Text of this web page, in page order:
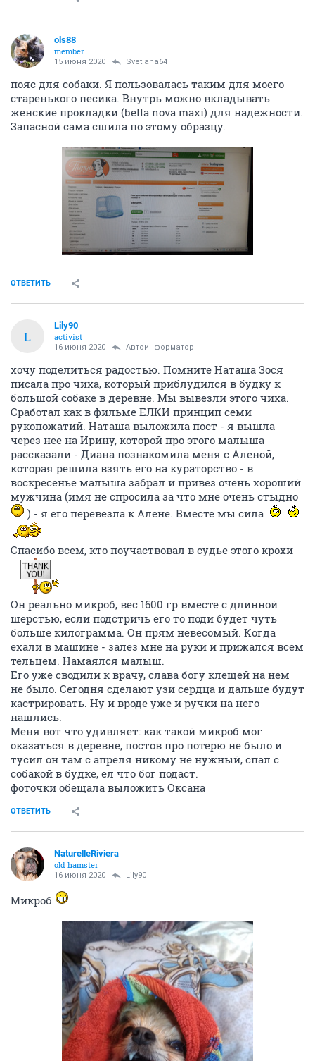
ols88
member
15 июня 2020 Svetlana64
пояс для собаки. Я пользовалась таким для моего
старенького песика. Внутрь можно вкладывать
женские прокладки (bella nоva maxi) для надежности.
Запасной сама сшила по этому образцу.
ОТВЕТИТЬ
L
Lily90
activist
16 июня 2020 Автоинформатор
хочу поделиться радостью. Помните Наташа Зося
писала про чиха, который приблудился в будку к
большой собаке в деревне. Мы вывезли этого чиха.
Сработал как в фильме ЕЛКИ принцип семи
рукопожатий. Наташа выложила пост - я вышла
через нее на Ирину, которой про этого малыша
рассказали - Диана познакомила меня с Аленой,
которая решила взять его на кураторство - в
воскресенье малыша забрал и привез очень хороший
мужчина (имя не спросила за что мне очень стыдно
) - я его перевезла к Алене. Вместе мы сила
Спасибо всем, кто поучаствовал в судье этого крохи
Он реально микроб, вес 1600 гр вместе с длинной
шерстью, если подстричь его то поди будет чуть
больше килограмма. Он прям невесомый. Когда
ехали в машине - залез мне на руки и прижался всем
тельцем. Намаялся малыш.
Его уже сводили к врачу, слава богу клещей на нем
не было. Сегодня сделают узи сердца и дальше будут
кастрировать. Ну и вроде уже и ручки на него
нашлись.
Меня вот что удивляет: как такой микроб мог
оказаться в деревне, постов про потерю не было и
тусил он там с апреля никому не нужный, спал с
собакой в будке, ел что бог подаст.
фоточки обещала выложить Оксана
ОТВЕТИТЬ
NaturelleRiviera
old hamster
16 июня 2020 Lily90
Микроб